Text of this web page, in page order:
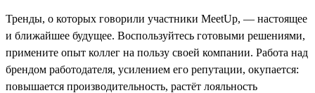
Тренды, о которых говорили участники MeetUp, — настоящее
и ближайшее будущее. Воспользуйтесь готовыми решениями,
примените опыт коллег на пользу своей компании. Работа над
брендом работодателя, усилением его репутации, окупается:
повышается производительность, растёт лояльность